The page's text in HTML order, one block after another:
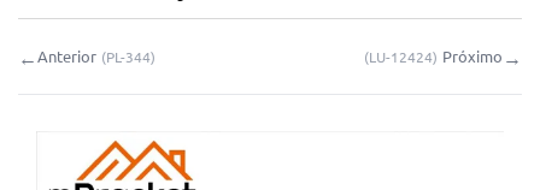
Downloads
Consulta online
←Anterior (PL-344) (LU-12424) Próximo →